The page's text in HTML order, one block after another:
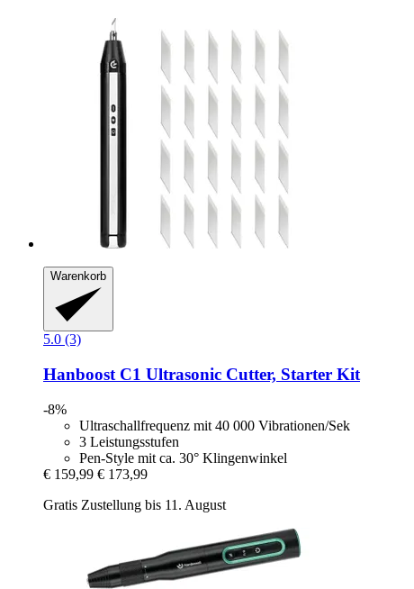
Warenkorb
5.0 (3)
Hanboost C1 Ultrasonic Cutter, Starter Kit
-8%
Ultraschallfrequenz mit 40 000 Vibrationen/Sek
3 Leistungsstufen
Pen-Style mit ca. 30° Klingenwinkel
€ 159,99 € 173,99
Gratis Zustellung bis 11. August